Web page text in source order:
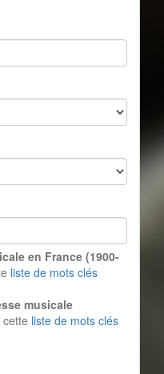
en France (1900-
liste de mots clés
musicale
liste de mots clés